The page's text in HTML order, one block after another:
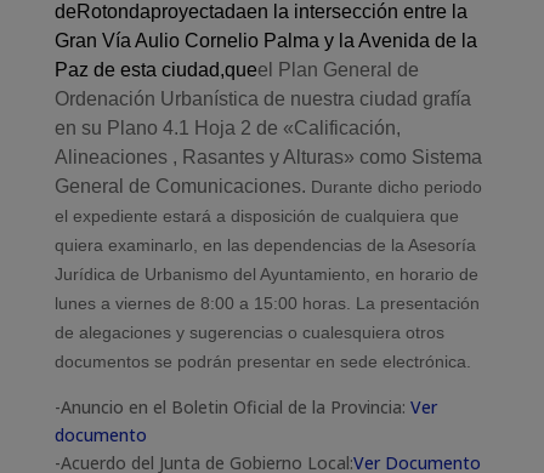
deRotondaproyectadaen la intersección entre la
Gran Vía Aulio Cornelio Palma y la Avenida de la
Paz de esta ciudad,queel Plan General de
Ordenación Urbanística de nuestra ciudad grafía
en su Plano 4.1 Hoja 2 de «Calificación,
Alineaciones , Rasantes y Alturas» como Sistema
General de Comunicaciones. Durante dicho periodo
el expediente estará a disposición de cualquiera que
quiera examinarlo, en las dependencias de la Asesoría
Jurídica de Urbanismo del Ayuntamiento, en horario de
lunes a viernes de 8:00 a 15:00 horas. La presentación
de alegaciones y sugerencias o cualesquiera otros
documentos se podrán presentar en sede electrónica.
-Anuncio en el Boletin Oficial de la Provincia: Ver
documento
-Acuerdo del Junta de Gobierno Local:Ver Documento